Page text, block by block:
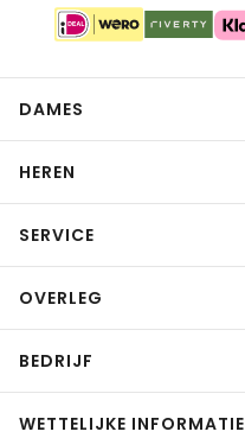
DAMES
HEREN
SERVICE
OVERLEG
BEDRIJF
WETTELIJKE INFORMATIE